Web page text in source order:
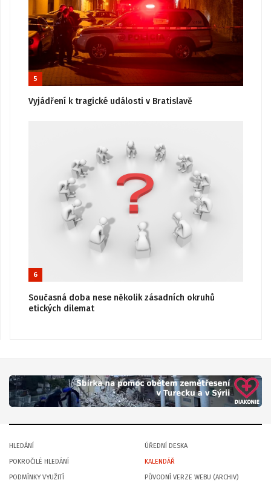
5
Vyjádření k tragické události v Bratislavě
6
Současná doba nese několik zásadních okruhů
etických dilemat
HLEDÁNÍ
POKROČILÉ HLEDÁNÍ
PODMÍNKY VYUŽITÍ
ÚŘEDNÍ DESKA
KALENDÁŘ
PŮVODNÍ VERZE WEBU (ARCHIV)